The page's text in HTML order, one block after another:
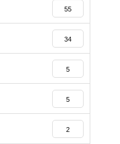
55
34
5
5
2